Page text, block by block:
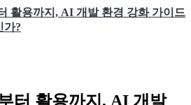
활용까지, AI 개발 환경 강화 가이드
가?
터 활용까지, AI 개발